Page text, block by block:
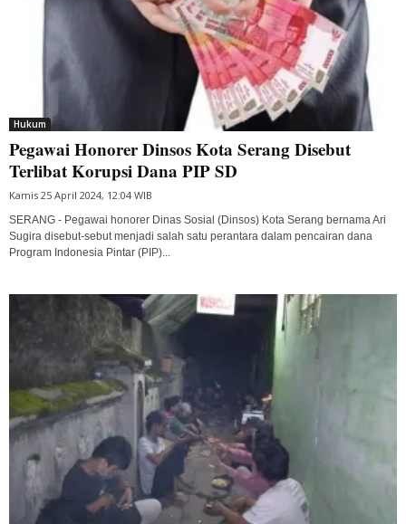
Hukum
Pegawai Honorer Dinsos Kota Serang Disebut
Terlibat Korupsi Dana PIP SD
Kamis 25 April 2024, 12:04 WIB
SERANG - Pegawai honorer Dinas Sosial (Dinsos) Kota Serang bernama Ari
Sugira disebut-sebut menjadi salah satu perantara dalam pencairan dana
Program Indonesia Pintar (PIP)...